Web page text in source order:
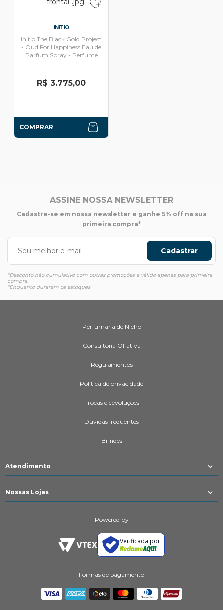
INITIO
Initio The Black Gold Project
- Oud For Happiness Eau de
Parfum Spray - Perfume
R$ 3.775,00
COMPRAR
ASSINE NOSSA NEWSLETTER
Cadastre-se em nossa newsletter e ganhe 5% off na sua
primeira compra*
Cadastrar
*Desconto não cumulativo com outras promoções e válido apenas para primeira
compra.
*Enquanto durarem os estoques
Perfumaria de Nicho
Consultoria Olfativa
Regulamentos
Política de privacidade
Trocas e devoluções
Dúvidas frequentes
Brindes
Atendimento
Nossas Lojas
Powered by
Verificada por
Formas de pagamento